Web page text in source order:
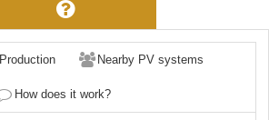
Production Nearby PV systems
How does it work?